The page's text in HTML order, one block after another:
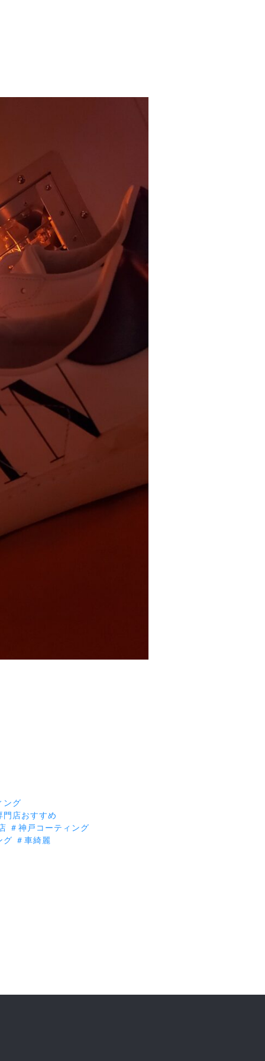
ング
門店おすすめ
＃神戸コーティング
グ ＃車綺麗